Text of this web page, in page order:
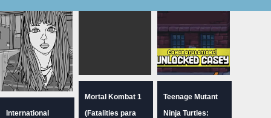
International
Mortal Kombat 1
(Fatalities para
Teenage Mutant
Ninja Turtles: